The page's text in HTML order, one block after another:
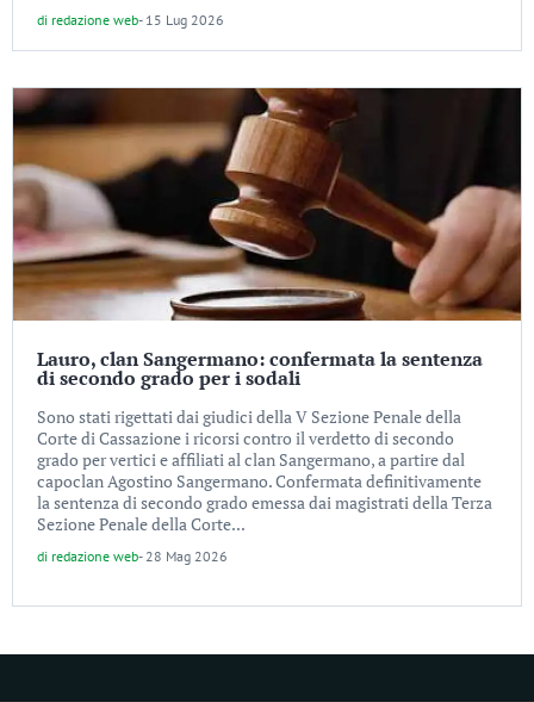
di redazione web- 15 Lug 2026
Lauro, clan Sangermano: confermata la sentenza
di secondo grado per i sodali
Sono stati rigettati dai giudici della V Sezione Penale della
Corte di Cassazione i ricorsi contro il verdetto di secondo
grado per vertici e affiliati al clan Sangermano, a partire dal
capoclan Agostino Sangermano. Confermata definitivamente
la sentenza di secondo grado emessa dai magistrati della Terza
Sezione Penale della Corte...
di redazione web- 28 Mag 2026